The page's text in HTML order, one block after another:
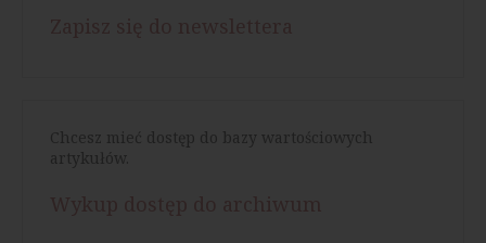
Chcesz mieć dostęp do bazy wartościowych
artykułów.